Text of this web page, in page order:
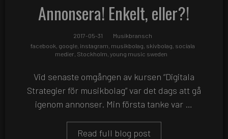
Annonsera! Enkelt, eller?!
2017-05-31
Musikbransch
facebook, google, instagram, musikbolag, skivbolag, sociala
medier, Stockholm,young music sweden
Vid senaste omgången av kursen “Digitala
Strategier för musikbolag” var det dags att gå
igenom annonser. Min första tanke var …
Read full blog post